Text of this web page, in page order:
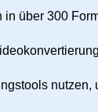
in über 300